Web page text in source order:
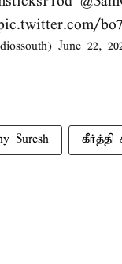
June 22,
Suresh கீர்த்தி